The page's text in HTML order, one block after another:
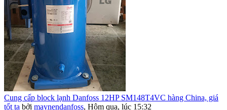
Cung cấp block lạnh Danfoss 12HP SM148T4VC hàng China, giá
tốt tạ bởi maynendanfoss, Hôm qua, lúc 15:32